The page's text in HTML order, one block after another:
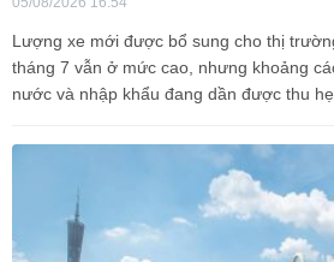
Lượng xe mới được bổ sung cho thị
tháng 7 vẫn ở mức cao, nhưng khoảng
nước và nhập khẩu đang dần được thu